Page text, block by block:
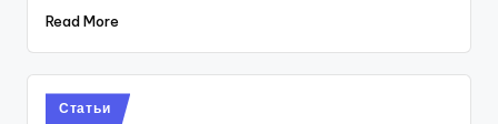
Read More
Posted
Статьи